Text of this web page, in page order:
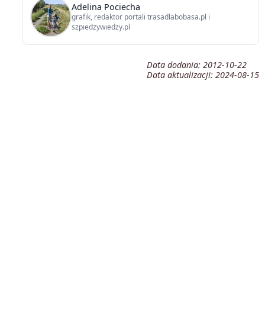
Adelina Pociecha
grafik, redaktor portali trasadlabobasa.pl i
szpiedzywiedzy.pl
Data dodania: 2012-10-22
Data aktualizacji: 2024-08-15